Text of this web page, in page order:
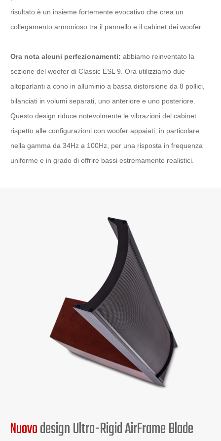
risultato è un insieme fortemente evocativo che crea un
collegamento armonioso tra il pannello e il cabinet dei woofer.
Ora nota alcuni perfezionamenti: abbiamo reinventato la
sezione del woofer di Classic ESL 9. Ora utilizziamo due
altoparlanti a cono in alluminio a bassa distorsione da 8 pollici,
bilanciati in volumi separati, uno anteriore e uno posteriore.
Questo design riduce notevolmente le vibrazioni del cabinet
rispetto alle configurazioni con woofer appaiati, in particolare
nella gamma da 34Hz a 100Hz, per una risposta in frequenza
uniforme e in grado di offrire bassi estremamente realistici.
Nuovodesign Ultra-Rigid AirFrame Blade